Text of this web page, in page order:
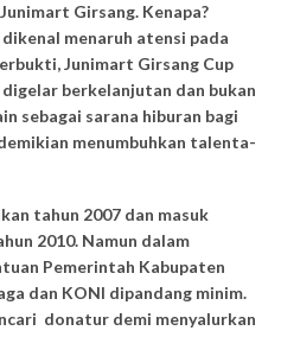
Girsang. Kenapa?
menaruh atensi pada
Junimart Girsang Cup
berkelanjutan dan bukan
sebagai sarana hiburan bagi
menumbuhkan talenta-
tahun 2007 dan masuk
2010. Namun dalam
Pemerintah Kabupaten
dan KONI dipandang minim.
donatur demi menyalurkan